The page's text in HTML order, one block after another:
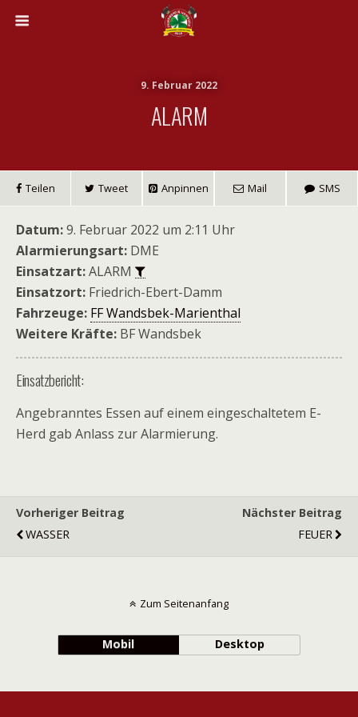
9. Februar 2022
ALARM
Teilen Tweet Anpinnen Mail SMS
Datum:9. Februar 2022 um 2:11 Uhr
Alarmierungsart: DME
Einsatzart:ALARM
Einsatzort: Friedrich-Ebert-Damm
Fahrzeuge: FF Wandsbek-Marienthal
Weitere Kräfte: BF Wandsbek
Einsatzbericht:
Angebranntes Essen auf einem eingeschaltetem E-
Herd gab Anlass zur Alarmierung.
Vorheriger Beitrag
WASSER
Nächster Beitrag
FEUER
Zum Seitenanfang
Mobil Desktop